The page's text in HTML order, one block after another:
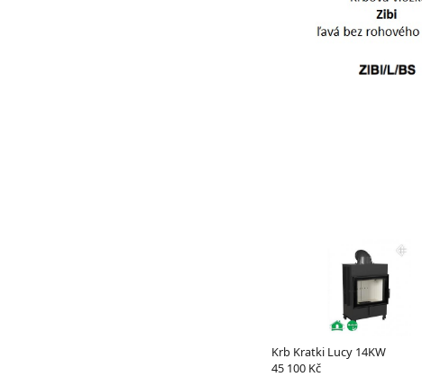
Krb Kratki Lucy 14KW
45 100 Kč